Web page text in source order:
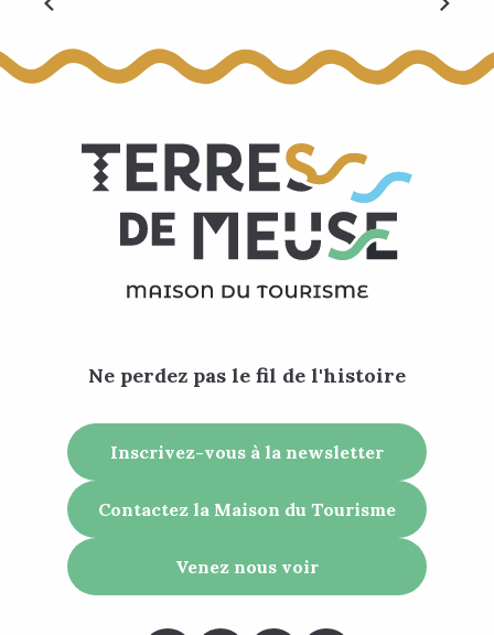
Ne perdez pas le fil de l'histoire
Inscrivez-vous à la newsletter
Contactez la Maison du Tourisme
Venez nous voir